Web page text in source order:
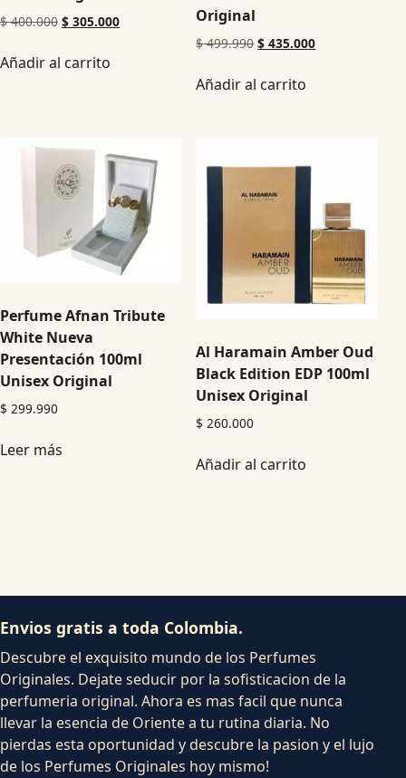
$400.000 $ 305.000
Añadir al carrito
Original
$499.990 $ 435.000
Añadir al carrito
Perfume Afnan Tribute
White Nueva
Presentación 100ml
Unisex Original
$ 299.990
Leer más
Al Haramain Amber Oud
Black Edition EDP 100ml
Unisex Original
$ 260.000
Añadir al carrito
Envios gratis a toda Colombia.
Descubre el exquisito mundo de los Perfumes
Originales. Dejate seducir por la sofisticacion de la
perfumeria original. Ahora es mas facil que nunca
llevar la esencia de Oriente a tu rutina diaria. No
pierdas esta oportunidad y descubre la pasion y el lujo
de los Perfumes Originales hoy mismo!